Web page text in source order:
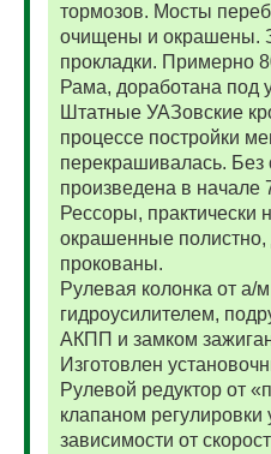
тормозов. Мосты
очищены и окрашены.
прокладки. Примерно
Рама, доработана под
Штатные УАЗовские
процессе постройки
перекрашивалась. Без
произведена в начале
Рессоры,
окрашенные полистно,
прокованы.
Рулевая колонка от а/
гидроусилителем,
АКПП и замком
Изготовлен
Рулевой редуктор от
клапаном регулировки
зависимости от